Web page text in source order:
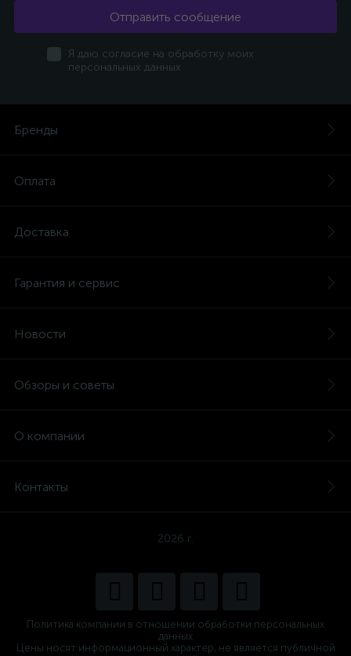
Отправить сообщение
Я даю согласие на обработку моих
персональных данных
Бренды
Оплата
Доставка
Гарантия и сервис
Новости
Обзоры и советы
О компании
Контакты
2026 г.
Политика компании в отношении обработки персональных
данных
Цены носят информационный характер, не является публичной